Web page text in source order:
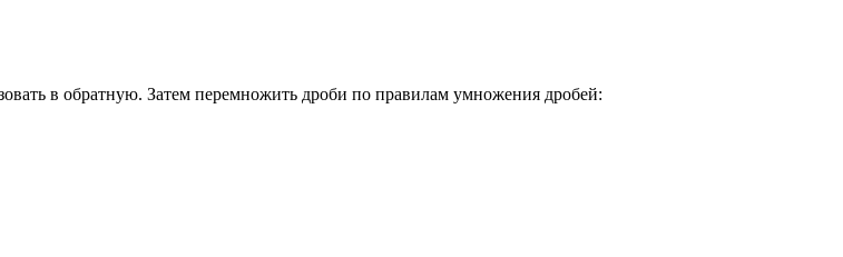
в обратную. Затем перемножить дроби по правилам умножения дробей: